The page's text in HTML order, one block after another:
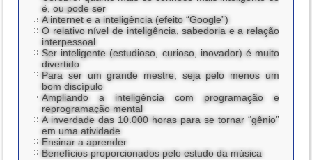
é, ou pode ser
A internet e a inteligência (efeito “Google”)
O relativo nível de inteligência, sabedoria e a relação
interpessoal
Ser inteligente (estudioso, curioso, inovador) é muito
divertido
Para ser um grande mestre, seja pelo menos um
bom discípulo
Ampliando a inteligência com programação e
reprogramação mental
A inverdade das 10.000 horas para se tornar “gênio”
em uma atividade
Ensinar a aprender
Benefícios proporcionados pelo estudo da música